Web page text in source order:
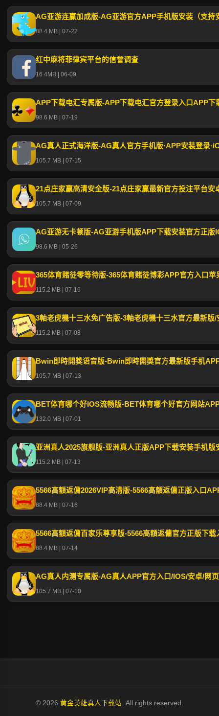
AG亚游连赢加成版-AG亚游官方APP手机版安装（支持
88.4 MB | 07-22
红中麻将菲律宾平台的信誉调查
16.4MB | 06-09
APP下载电汇专属版-APP下载电汇官方登录入口APP下
98.6 MB | 07-19
AG真人正式海洋版-AG真人官方手机版·APP安装登录
105.7 MB | 07-15
21点庄家赢高清安全版-21点庄家赢最新官方投注平台安
105.7 MB | 07-09
AG亚游无卡顿版-AG亚游手机版APP下载安装官方正版
98.6 MB | 05-26
365体育赌徒零等待版-365体育赌徒博彩APP官方入口苹
115.2 MB | 07-16
3軸老虎機十三水免广告版-3軸老虎機十三水官方最新版
115.2 MB | 07-08
Bwin即時開獎语音版-Bwin即時開獎官方最新版手机
105.7 MB | 07-13
132.0 MB | 07-01
亚洲真人2025旗舰版-亚洲真人正版APP下载安装手机版
115.2 MB | 07-13
5566高額返傭2026VIP高清版-5566高額返傭正版入口
88.4 MB | 07-16
5566高額返傭百家乐尊享版-5566高額返傭官方正版下载
88.4 MB | 07-14
AG真人内测专属版-AG真人APP官方入口/IOS/安卓/网
105.7 MB | 07-10
© 2026 黄金英雄真人下载站. All rights reserved.